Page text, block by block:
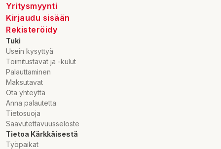
Marknadsförare
Green Finance Oy
Haukilahdentie 27
69830 Pulkkinen
Yritysmyynti
Kirjaudu sisään
Rekisteröidy
Tuki
Usein kysyttyä
Toimitustavat ja -kulut
Palauttaminen
Maksutavat
Ota yhteyttä
Anna palautetta
Tietosuoja
Saavutettavuusseloste
Tietoa Kärkkäisestä
Työpaikat